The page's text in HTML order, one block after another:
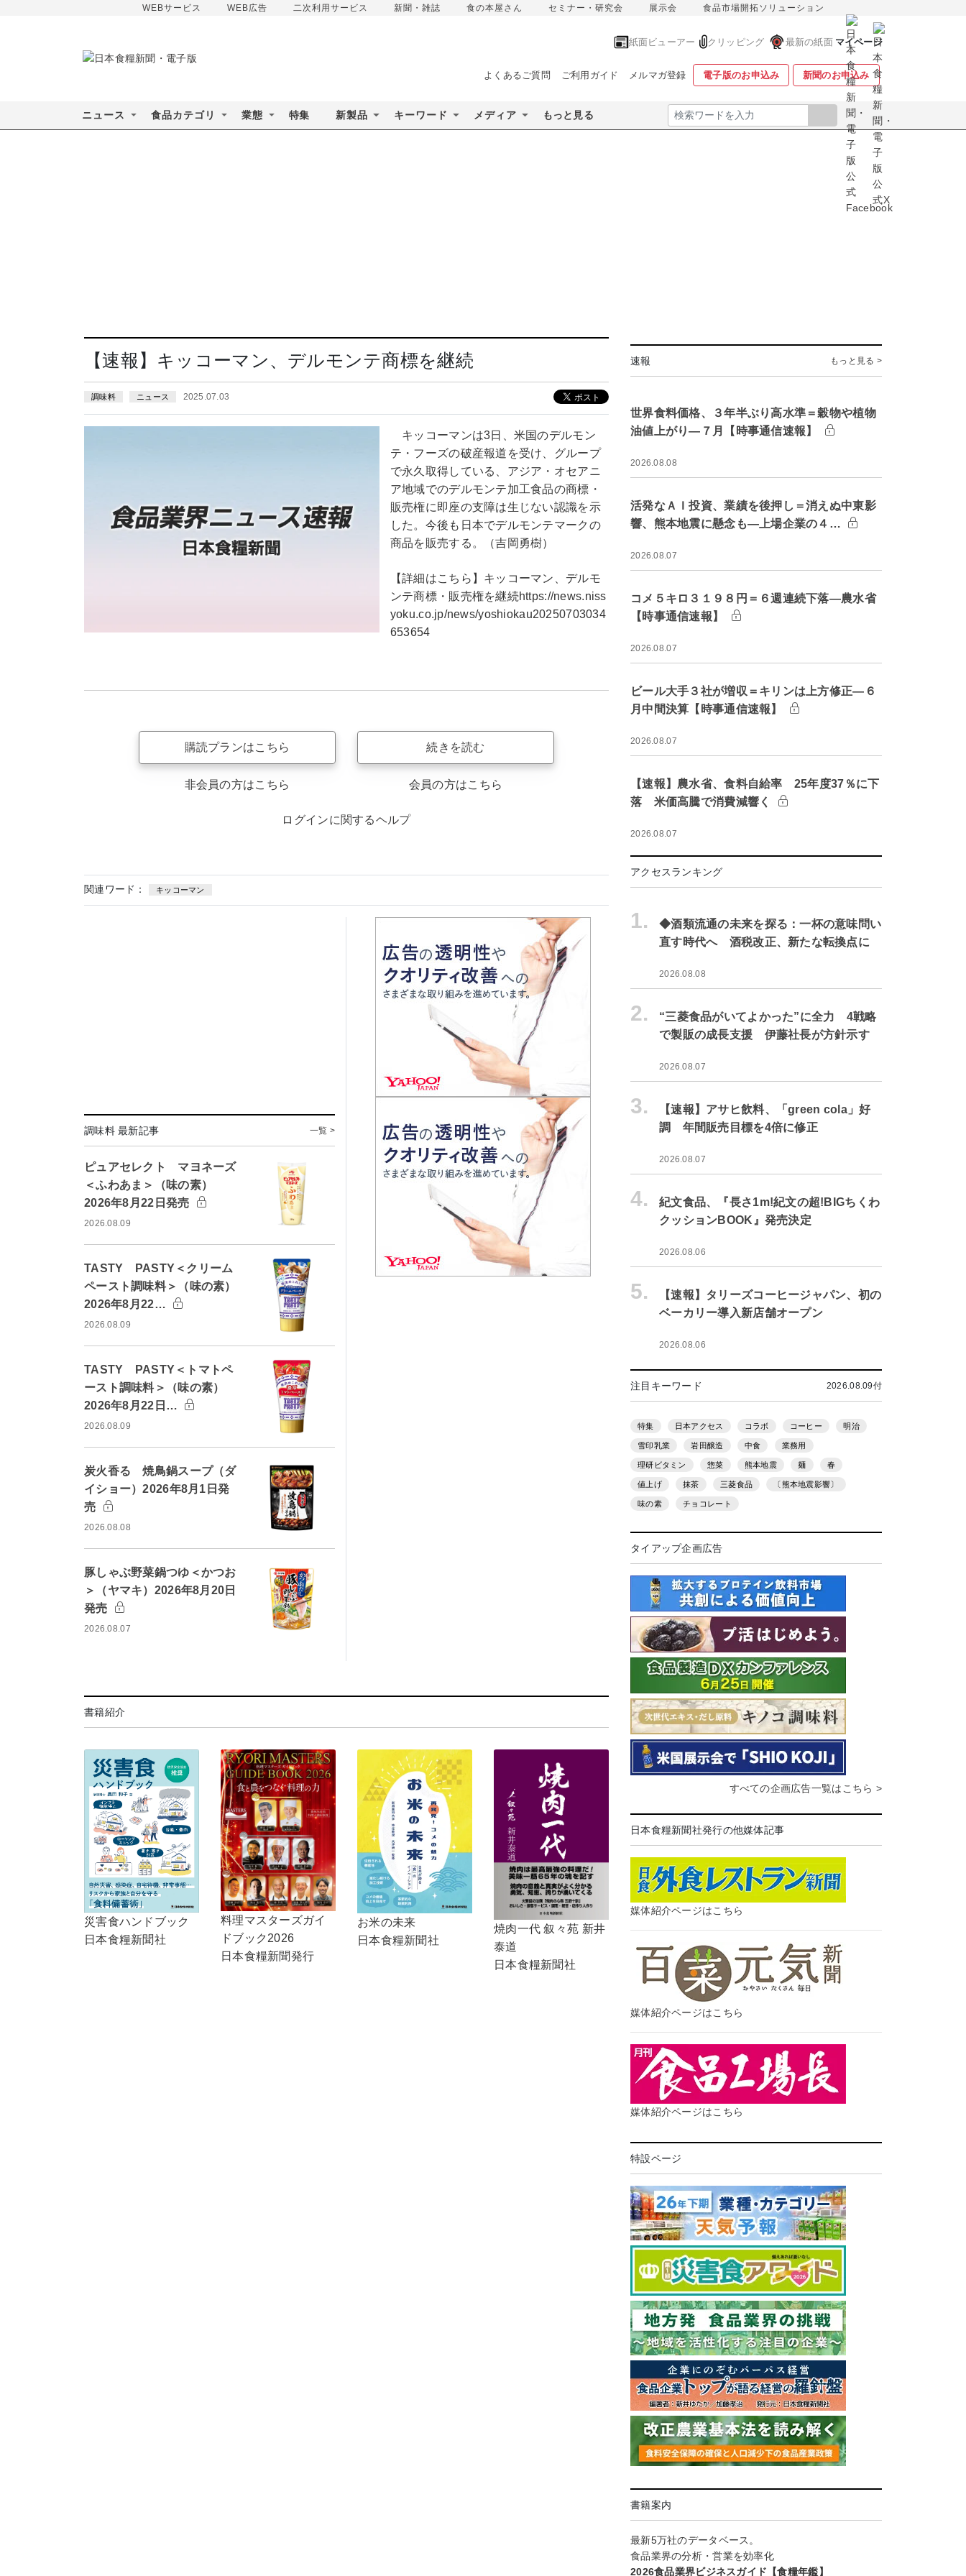
WEBサービス WEB広告 二次利用サービス 新聞・雑誌 食の本屋さん セミナー・研究会 展示会 食品市場開拓ソリューション
紙面ビューアー クリッピング 最新の紙面 マイページ
よくあるご質問 ご利用ガイド メルマガ登録 電子版のお申込み 新聞のお申込み
ニュース 食品カテゴリ 業態 特集 新製品 キーワード メディア もっと見る
検索
【速報】キッコーマン、デルモンテ商標を継続
調味料 ニュース 2025.07.03
キッコーマンは3日、米国のデルモン
テ・フーズの破産報道を受け、グループ
で永久取得している、アジア・オセアニ
ア地域でのデルモンテ加工食品の商標・
販売権に即座の支障は生じない認識を示
した。今後も日本でデルモンテマークの
商品を販売する。（吉岡勇樹）
【詳細はこちら】キッコーマン、デルモ
ンテ商標・販売権を継続https://news.niss
yoku.co.jp/news/yoshiokau20250703034
653654
購読プランはこちら
非会員の方はこちら
続きを読む
会員の方はこちら
ログインに関するヘルプ
関連ワード： キッコーマン
調味料 最新記事 一覧 >
ピュアセレクト マヨネーズ
＜ふわあま＞（味の素）
2026年8月22日発売
2026.08.09
TASTY PASTY＜クリーム
ペースト調味料＞（味の素）
2026年8月22…
2026.08.09
TASTY PASTY＜トマトペ
ースト調味料＞（味の素）
2026年8月22日…
2026.08.09
炭火香る 焼鳥鍋スープ（ダ
イショー）2026年8月1日発
売
2026.08.08
豚しゃぶ野菜鍋つゆ＜かつお
＞（ヤマキ）2026年8月20日
発売
2026.08.07
書籍紹介
災害食ハンドブック
日本食糧新聞社
料理マスターズガイ
ドブック2026
日本食糧新聞発行
お米の未来
日本食糧新聞社
焼肉一代 叙々苑 新井
泰道
日本食糧新聞社
速報 もっと見る >
世界食料価格、３年半ぶり高水準＝穀物や植物
油値上がり―７月【時事通信速報】
2026.08.08
活発なＡＩ投資、業績を後押し＝消えぬ中東影
響、熊本地震に懸念も―上場企業の４…
2026.08.07
コメ５キロ３１９８円＝６週連続下落―農水省
【時事通信速報】
2026.08.07
ビール大手３社が増収＝キリンは上方修正―６
月中間決算【時事通信速報】
2026.08.07
【速報】農水省、食料自給率 25年度37％に下
落 米価高騰で消費減響く
2026.08.07
アクセスランキング
1.
◆酒類流通の未来を探る：一杯の意味問い
直す時代へ 酒税改正、新たな転換点に
2026.08.08
2.
“三菱食品がいてよかった”に全力 4戦略
で製販の成長支援 伊藤社長が方針示す
2026.08.07
3.
【速報】アサヒ飲料、「green cola」好
調 年間販売目標を4倍に修正
2026.08.07
4.
紀文食品、『長さ1m!紀文の超!BIGちくわ
クッションBOOK』発売決定
2026.08.06
5.
【速報】タリーズコーヒージャパン、初の
ベーカリー導入新店舗オープン
2026.08.06
注目キーワード 2026.08.09付
特集 日本アクセス コラボ コーヒー 明治
雪印乳業 岩田醸造 中食 業務用
理研ビタミン 惣菜 熊本地震 麺 春
値上げ 抹茶 三菱食品 〔熊本地震影響〕
味の素 チョコレート
タイアップ企画広告
すべての企画広告一覧はこちら >
日本食糧新聞社発行の他媒体記事
媒体紹介ページはこちら
媒体紹介ページはこちら
媒体紹介ページはこちら
特設ページ
書籍案内
最新5万社のデータベース。
食品業界の分析・営業を効率化
2026食品業界ビジネスガイド【食糧年鑑】